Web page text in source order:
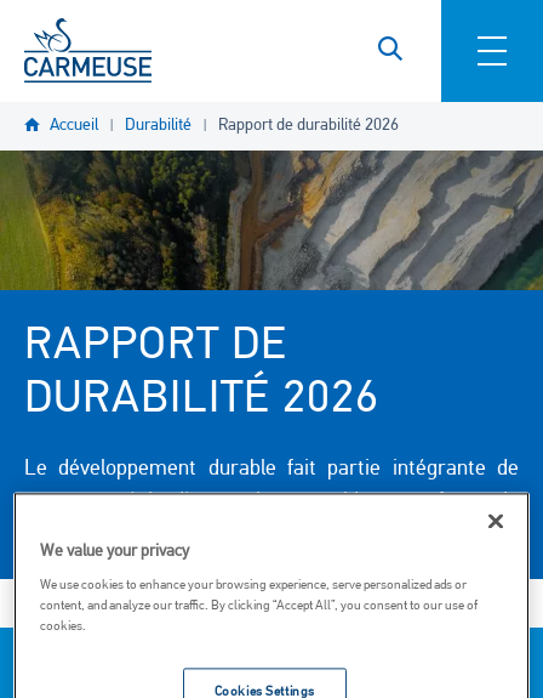
Aller au contenu principal
Accueil Durabilité Rapport de durabilité 2026
RAPPORT DE
DURABILITÉ 2026
Le développement durable fait partie intégrante de
notre stratégie d'entreprise et guide notre façon de
Bienvenue au cœur du parcours de Carmeuse vers la
We value your privacy
We use cookies to enhance your browsing experience, serve personalized ads or
content, and analyze our traffic. By clicking “Accept All”, you consent to our use of
cookies.
Cookies Settings